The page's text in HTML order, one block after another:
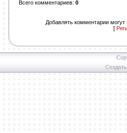
Всего комментариев: 0
Добавлять комментарии могут
[